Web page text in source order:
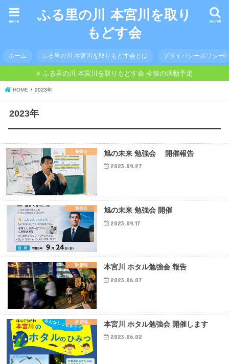
ふる里の川 本宮川を取り
もどす会
search
menu
ホーム ふる里の川 本宮川を取りもどす会とは プライバシーポリシー
ふる里の川 本宮川を取りもどす会 今後の活動予定
HOME 2023年
2023年
勉強会 旭の未来 勉強会 開催報告
2023.09.27
勉強会 旭の未来 勉強会 開催
2023.09.17
蛍 情報 本宮川 ホタル勉強会 報告
2023.06.07
蛍 情報 本宮川 ホタル勉強会 開催します
2023.06.02